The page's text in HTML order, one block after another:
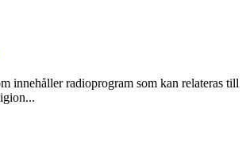
innehåller radioprogram som kan relateras till